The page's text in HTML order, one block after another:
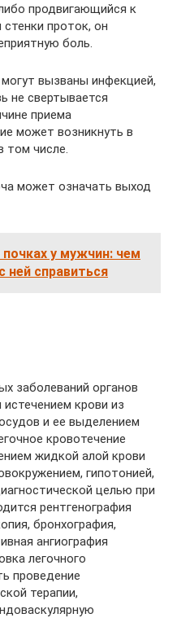
продвигающийся к
проток, он
боль.
вызваны инфекцией,
не свертывается
приема
может возникнуть в
том числе.
может означать выход
почках у мужчин: чем
ней справиться
заболеваний органов
крови из
и ее выделением
кровотечение
жидкой алой крови
гипотонией,
целью при
рентгенография
бронхография,
ангиография
легочного
проведение
терапии,